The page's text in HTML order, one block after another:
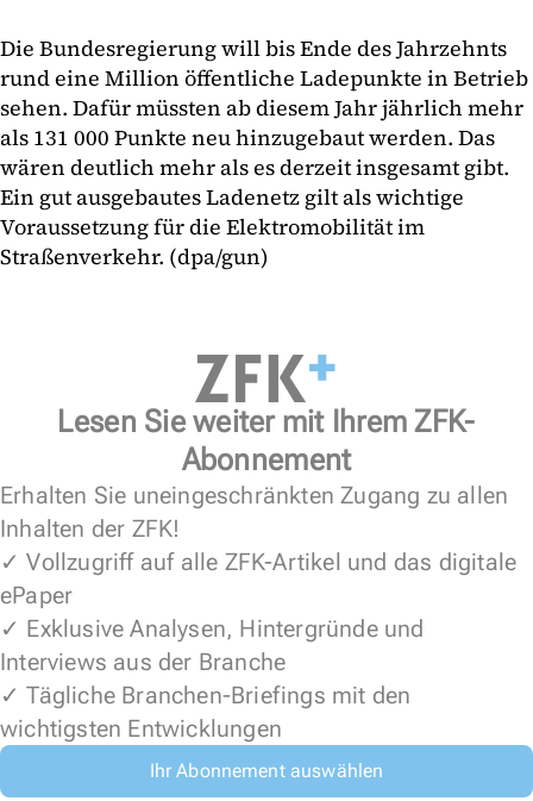
Die Bundesregierung will bis Ende des Jahrzehnts
rund eine Million öffentliche Ladepunkte in Betrieb
sehen. Dafür müssten ab diesem Jahr jährlich mehr
als 131 000 Punkte neu hinzugebaut werden. Das
wären deutlich mehr als es derzeit insgesamt gibt.
Ein gut ausgebautes Ladenetz gilt als wichtige
Voraussetzung für die Elektromobilität im
Straßenverkehr. (dpa/gun)
Lesen Sie weiter mit Ihrem ZFK-
Abonnement
Erhalten Sie uneingeschränkten Zugang zu allen
Inhalten der ZFK!
✓ Vollzugriff auf alle ZFK-Artikel und das digitale
ePaper
✓ Exklusive Analysen, Hintergründe und
Interviews aus der Branche
✓ Tägliche Branchen-Briefings mit den
wichtigsten Entwicklungen
Ihr Abonnement auswählen